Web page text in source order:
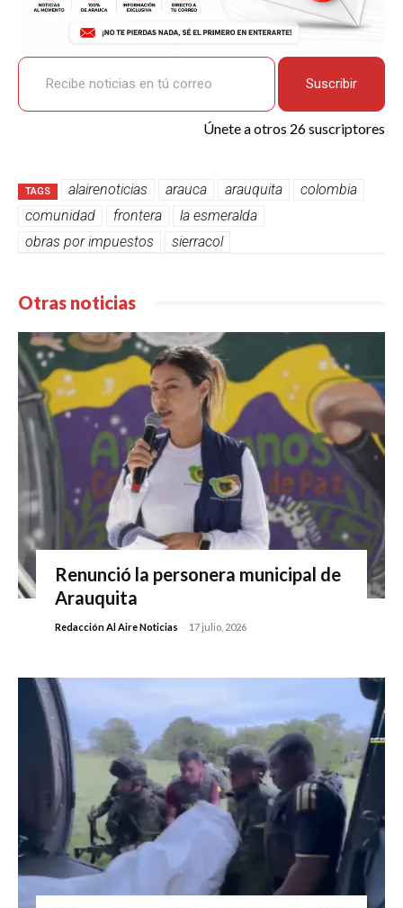
Recibe noticias en tú correo
Suscribir
Únete a otros 26 suscriptores
TAGS alairenoticias arauca arauquita
colombia
comunidad
frontera
la esmeralda
obras por impuestos
sierracol
Otras noticias
Renunció la personera municipal de
Arauquita
Redacción Al Aire Noticias - 17 julio, 2026